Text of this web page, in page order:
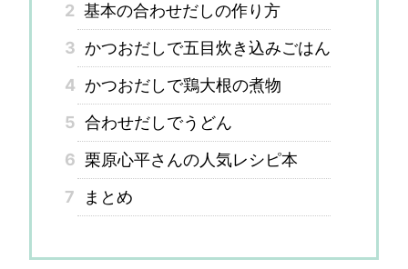
2 基本の合わせだしの作り方
3 かつおだしで五目炊き込みごはん
4 かつおだしで鶏大根の煮物
5 合わせだしでうどん
6 栗原心平さんの人気レシピ本
7
まとめ